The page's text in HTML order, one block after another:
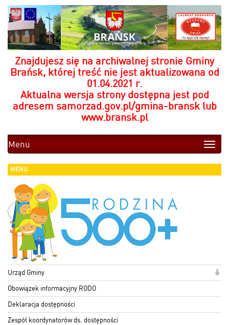
Znajdujesz się na archiwalnej stronie Gminy
Brańsk, której treść nie jest aktualizowana od
01.04.2021 r.
Aktualna wersja strony dostępna jest pod
adresem samorzad.gov.pl/gmina-bransklub
www.bransk.pl
Toggle
Menu
MENU
Urząd Gminy
Obowiązek informacyjny RODO
Deklaracja dostępności
Zespół koordynatorów ds. dostępności